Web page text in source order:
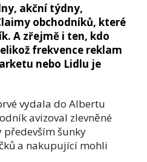
akční týdny,
obchodníků, které
A zřejmě i ten, kdo
frekvence reklam
nebo Lidlu je
vydala do Albertu
avizoval zlevněné
především šunky
a nakupující mohli